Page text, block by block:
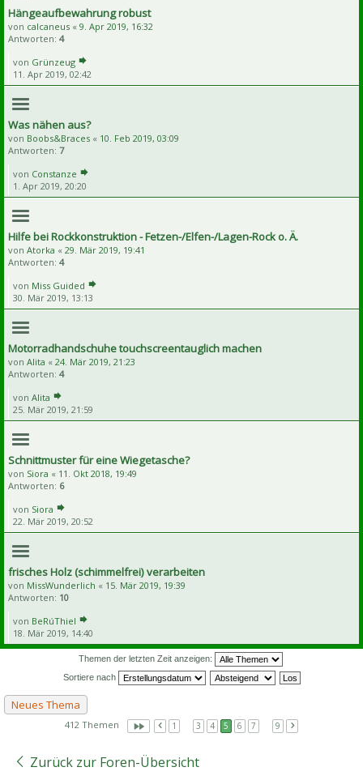
Hängeaufbewahrung robust
von calcaneus « 9. Apr 2019, 16:32
Antworten: 4
von Grünzeug
11. Apr 2019, 02:42
Was nähen aus?
von Boobs&Braces « 10. Feb 2019, 03:09
Antworten: 7
von Constanze
1. Apr 2019, 20:20
Hilfe bei Rockkonstruktion - Fetzen-/Elfen-/Lagen-Rock o. Ä.
von Atorka « 29. Mär 2019, 19:41
Antworten: 4
von Miss Guided
30. Mär 2019, 13:13
Motorradhandschuhe touchscreentauglich machen
von Alita « 24. Mär 2019, 21:23
Antworten: 4
von Alita
25. Mär 2019, 21:59
Schnittmuster für eine Wiegetasche?
von Siora « 11. Okt 2018, 19:49
Antworten: 6
von Siora
22. Mär 2019, 20:52
frisches Holz (schimmelfrei) verarbeiten
von MissWunderlich « 15. Mär 2019, 19:39
Antworten: 10
von BeRúThiel
18. Mär 2019, 14:40
Themen der letzten Zeit anzeigen:
Sortiere nach
Neues Thema
412 Themen 1 3 4 5 6 7 9
Zurück zur Foren-Übersicht